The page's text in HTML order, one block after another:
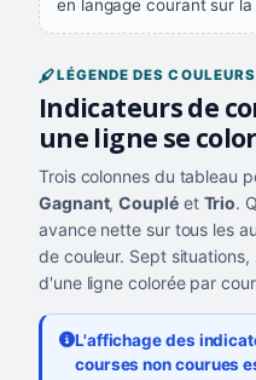
en langage courant sur
LÉGENDE DES COULEURS
Indicateurs de
une ligne se
Trois colonnes du tableau
Gagnant,Coupléet Trio.
avance nette sur tous les
de couleur. Sept
d'une ligne colorée par
L'affichage des
courses non courues